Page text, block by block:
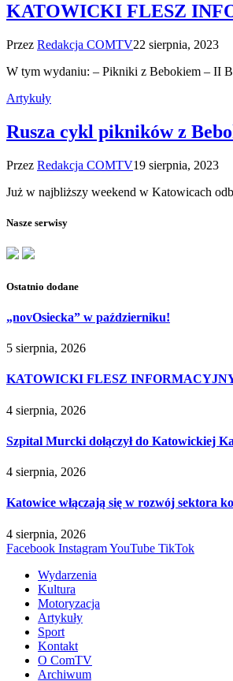
KATOWICKI FLESZ
Przez Redakcja COMTV22 sierpnia, 2023
W tym wydaniu: – Pikniki z Bebokiem – II
Artykuły
Rusza cykl pikników z
Przez Redakcja COMTV19 sierpnia, 2023
Już w najbliższy weekend w Katowicach
Nasze serwisy
Ostatnio dodane
„novOsiecka” w październiku!
5 sierpnia, 2026
KATOWICKI FLESZ INFORMACYJNY
4 sierpnia, 2026
Szpital Murcki dołączył do Katowickiej
4 sierpnia, 2026
Katowice włączają się w rozwój sektora
4 sierpnia, 2026
Facebook InstagramYouTube TikTok
Wydarzenia
Kultura
Motoryzacja
Artykuły
Sport
Kontakt
O ComTV
Archiwum